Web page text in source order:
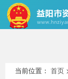
当前位置：首页